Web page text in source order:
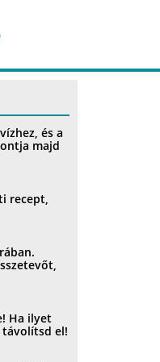
és a
majd
recept,
Ha ilyet
távolítsd el!